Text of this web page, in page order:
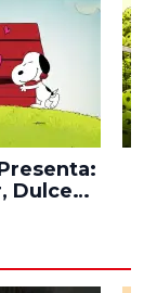
Dulce